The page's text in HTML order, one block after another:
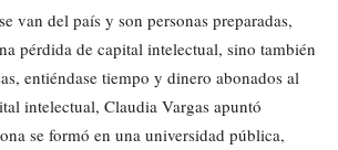
van del país y son personas preparadas,
pérdida de capital intelectual, sino también
entiéndase tiempo y dinero abonados al
intelectual, Claudia Vargas apuntó
se formó en una universidad pública,